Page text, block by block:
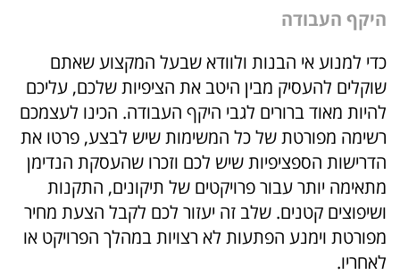
היקף העבודה
כדי למנוע אי הבנות ולוודא שבעל המקצוע שאתם
שוקלים להעסיק מבין היטב את הציפיות שלכם, עליכם
להיות מאוד ברורים לגבי היקף העבודה. הכינו לעצמכם
רשימה מפורטת של כל המשימות שיש לבצע, פרטו את
הדרישות הספציפיות שיש לכם וזכרו שהעסקת הנדימן
מתאימה יותר עבור פרויקטים של תיקונים, התקנות
ושיפוצים קטנים. שלב זה יעזור לכם לקבל הצעת מחיר
מפורטת וימנע הפתעות לא רצויות במהלך הפרויקט או
לאחריו.